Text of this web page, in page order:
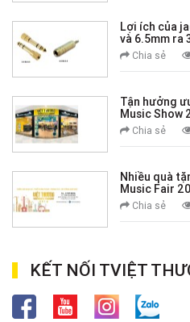
Lợi ích của
và 6.5mm ra
Chia sẻ
Tận hưởng
Music Show
Chia sẻ
Nhiều quà
Music Fair
Chia sẻ
KẾT NỐI TVIỆT